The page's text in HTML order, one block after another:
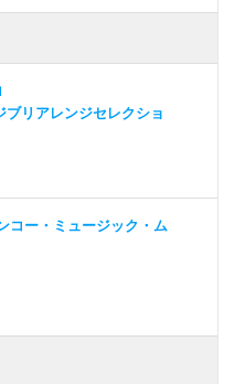
ブリアレンジセレクショ
コー・ミュージック・ム